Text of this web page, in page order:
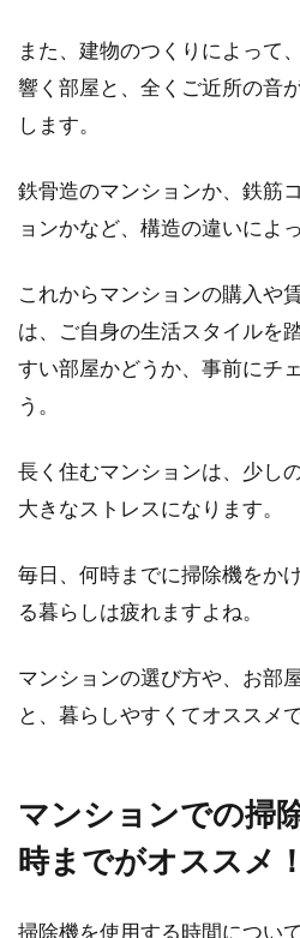
また、建物のつくりによって
響く部屋と、全くご近所の音
します。
鉄骨造のマンションか、鉄筋
ョンかなど、構造の違いによ
これからマンションの購入や
は、ご自身の生活スタイルを
すい部屋かどうか、事前にチ
う。
長く住むマンションは、少し
大きなストレスになります。
毎日、何時までに掃除機をか
る暮らしは疲れますよね。
マンションの選び方や、お部
と、暮らしやすくてオススメで
マンションでの掃
時までがオススメ！
掃除機を使用する時間につい